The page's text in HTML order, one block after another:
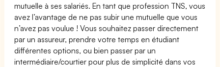
mutuelle à ses salariés. En tant que profession TNS, vous
avez l’avantage de ne pas subir une mutuelle que vous
n’avez pas voulue ! Vous souhaitez passer directement
par un assureur, prendre votre temps en étudiant
différentes options, ou bien passer par un
intermédiaire/courtier pour plus de simplicité dans vos